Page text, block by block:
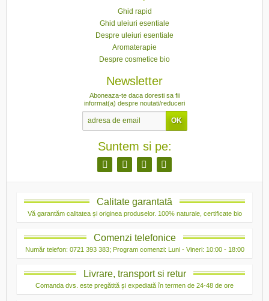
Ghid rapid
Ghid uleiuri esentiale
Despre uleiuri esentiale
Aromaterapie
Despre cosmetice bio
Newsletter
Aboneaza-te daca doresti sa fii
informat(a) despre noutati/reduceri
Suntem si pe:
Calitate garantată
Vă garantăm calitatea și originea produselor. 100% naturale, certificate bio
Comenzi telefonice
Număr telefon: 0721 393 383; Program comenzi: Luni - Vineri: 10:00 - 18:00
Livrare, transport si retur
Comanda dvs. este pregătită și expediată în termen de 24-48 de ore